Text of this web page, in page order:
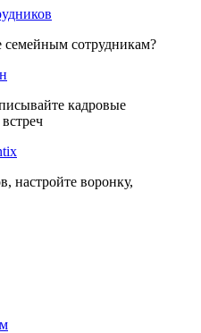
семейным сотрудникам?
кадровые
настройте воронку,